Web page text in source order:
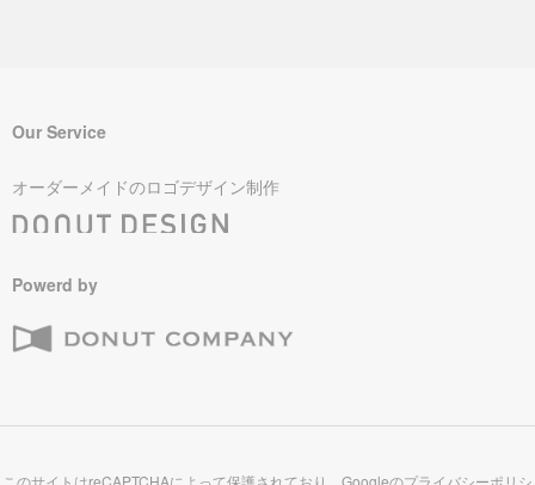
Our Service
オーダーメイドのロゴデザイン制作
Powerd by
このサイトはreCAPTCHAによって保護されており、Googleのプライバシーポリシ